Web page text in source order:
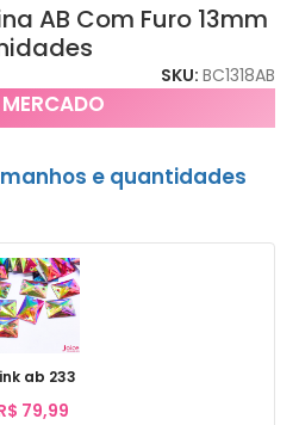
AB Com Furo 13mm
SKU: BC1318AB
e quantidades
ab 233
79,99